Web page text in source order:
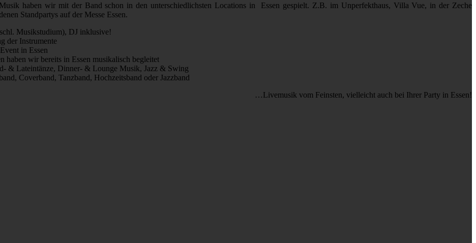
haben wir mit der Band schon in den unterschiedlichsten Locations in Essen gespielt. Z.B. im Unperfekthaus, Villa Vue, in der Zeche
Standpartys auf der Messe Essen.
Musikstudium), DJ inklusive!
der Instrumente
in Essen
haben wir bereits in Essen musikalisch begleitet
& Lateintänze, Dinner- & Lounge Musik, Jazz & Swing
Coverband, Tanzband, Hochzeitsband oder Jazzband
…Livemusik vom Feinsten, vielleicht auch bei Ihrer Party in Essen!